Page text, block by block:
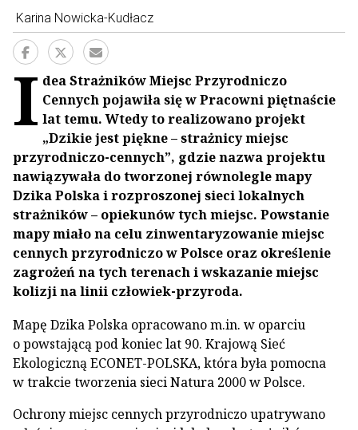
Karina Nowicka-Kudłacz
I dea Strażników Miejsc Przyrodniczo
Cennych pojawiła się w Pracowni piętnaście
lat temu. Wtedy to realizowano projekt
„Dzikie jest piękne – strażnicy miejsc
przyrodniczo-cennych”, gdzie nazwa projektu
nawiązywała do tworzonej równolegle mapy
Dzika Polska i rozproszonej sieci lokalnych
strażników – opiekunów tych miejsc. Powstanie
mapy miało na celu zinwentaryzowanie miejsc
cennych przyrodniczo w Polsce oraz określenie
zagrożeń na tych terenach i wskazanie miejsc
kolizji na linii człowiek-przyroda.
Mapę Dzika Polska opracowano m.in. w oparciu
o powstającą pod koniec lat 90. Krajową Sieć
Ekologiczną ECONET-POLSKA, która była pomocna
w trakcie tworzenia sieci Natura 2000 w Polsce.
Ochrony miejsc cennych przyrodniczo upatrywano